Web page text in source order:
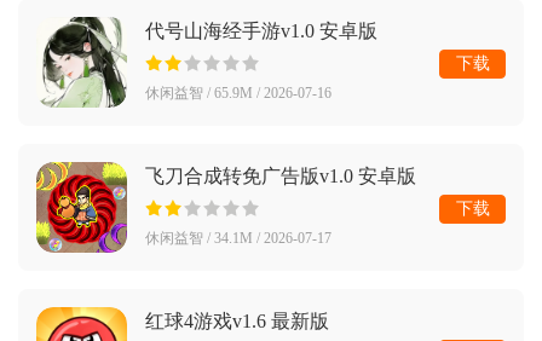
代号山海经手游v1.0 安卓版
休闲益智 / 65.9M / 2026-07-16
下载
飞刀合成转免广告版v1.0 安卓版
休闲益智 / 34.1M / 2026-07-17
下载
红球4游戏v1.6 最新版